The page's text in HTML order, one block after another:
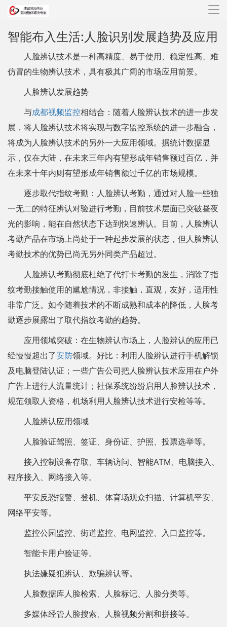
导
智能布入生活:人脸识别发展趋势及应用
人脸辨认技术是一种高精度、易于使用、稳定性高、难
仿冒的生物辨认技术，具有极其广阔的市场应用前景。
人脸辨认发展趋势
与成都视频监控相结合：随着人脸辨认技术的进一步发
展，将人脸辨认技术将实现与数字监控系统的进一步融合，
将成为人脸辨认技术的另外一大应用领域。据统计数据显
示，仅在大陆，在未来三年内有望形成年销售额过百亿，并
在未来十年内则有望形成年销售额过千亿的市场规模。
逐步取代指纹考勤：人脸辨认考勤，通过对人脸一些独
一无二的特征辨认对验进行考勤，目前技术层面已突破昼夜
光的影响，能在自然状态下达到快速辨认。目前，人脸辨认
考勤产品在市场上尚处于一种起步发展的状态，但人脸辨认
考勤技术的优势已尚无另外同类产品超过。
人脸辨认考勤彻底杜绝了代打卡考勤的发生，消除了指
纹考勤接触使用的尴尬情况，非接触，直观，友好，适用性
非常广泛。如今随着技术的不断成熟和成本的降低，人脸考
勤逐步展露出了取代指纹考勤的趋势。
应用领域突破：在生物辨认市场上，人脸辨认的应用已
经慢慢超出了安防领域。好比：利用人脸辨认进行手机解锁
及电脑登陆认证；一些广告公司把人脸辨认技术应用在户外
广告上进行人流量统计；社保系统纷纷启用人脸辨认技术，
规范领取人资格，机场利用人脸辨认技术进行安检等等。
人脸辨认应用领域
人脸验证驾照、签证、身份证、护照、投票选举等。
接入控制设备存取、车辆访问、智能ATM、电脑接入、
程序接入、网络接入等。
平安反恐报警、登机、体育场观众扫描、计算机平安、
网络平安等。
监控公园监控、街道监控、电网监控、入口监控等。
智能卡用户验证等。
执法嫌疑犯辨认、欺骗辨认等。
人脸数据库人脸检索、人脸标记、人脸分类等。
多媒体经管人脸搜索、人脸视频分割和拼接等。